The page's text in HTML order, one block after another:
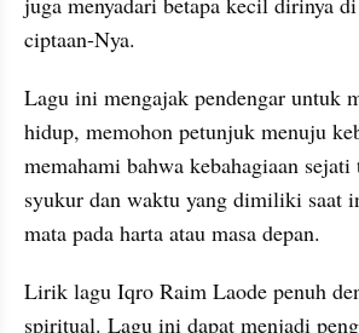
ciptaan-Nya.
Lagu ini mengajak pendengar untuk
hidup, memohon petunjuk menuju
memahami bahwa kebahagiaan sejati
syukur dan waktu yang dimiliki saat
mata pada harta atau masa depan.
Lirik lagu Iqro Raim Laode penuh
spiritual. Lagu ini dapat menjadi